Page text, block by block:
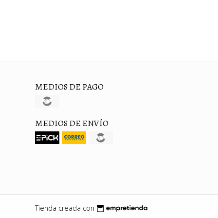
MEDIOS DE PAGO
MEDIOS DE ENVÍO
Tienda creada con